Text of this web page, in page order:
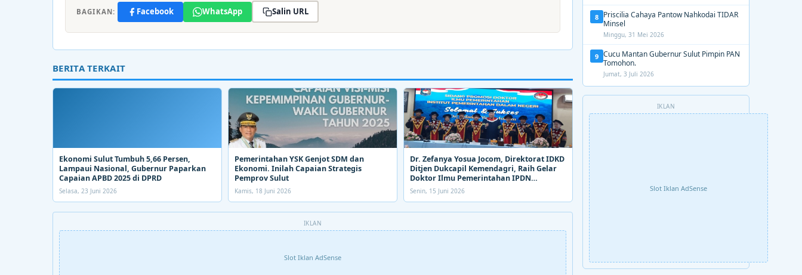
BAGIKAN: Facebook WhatsApp Salin URL
BERITA TERKAIT
Ekonomi Sulut Tumbuh 5,66 Persen,
Lampaui Nasional, Gubernur Paparkan
Capaian APBD 2025 di DPRD
Selasa, 23 Juni 2026
Pemerintahan YSK Genjot SDM dan
Ekonomi. Inilah Capaian Strategis
Pemprov Sulut
Kamis, 18 Juni 2026
Dr. Zefanya Yosua Jocom, Direktorat IDKD
Ditjen Dukcapil Kemendagri, Raih Gelar
Doktor Ilmu Pemerintahan IPDN
Kemendagri
Senin, 15 Juni 2026
IKLAN
Slot Iklan AdSense
8 Priscilia Cahaya Pantow Nahkodai TIDAR
Minsel
Minggu, 31 Mei 2026
9 Cucu Mantan Gubernur Sulut Pimpin PAN
Tomohon.
Jumat, 3 Juli 2026
IKLAN
Slot Iklan AdSense